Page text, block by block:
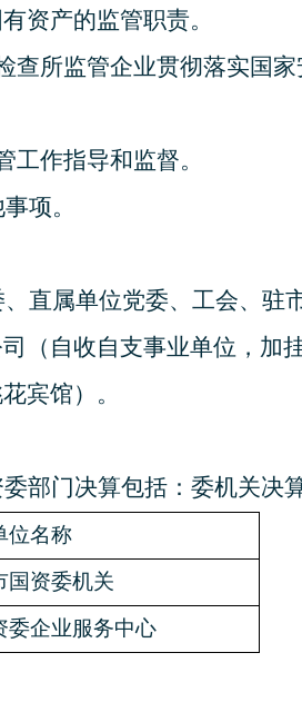
资产的监管职责。
查所监管企业贯彻落实国
工作指导和监督。
项。
直属单位党委、工会、
（自收自支事业单位，加
宾馆）。
部门决算包括：委机关决
位名称
国资委机关
委企业服务中心